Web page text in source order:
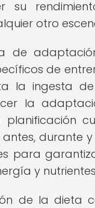
su
otro
de
de
la ingesta
la
durante
para
y
de la dieta